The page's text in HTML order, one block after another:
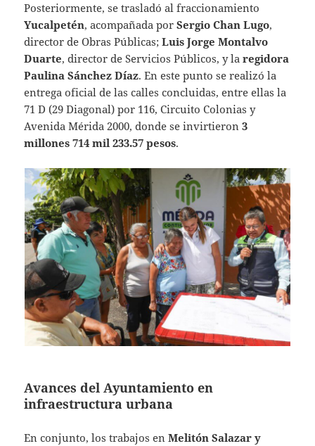
Posteriormente, se trasladó al fraccionamiento
Yucalpetén, acompañada porSergio Chan Lugo,
director de Obras Públicas;Luis Jorge Montalvo
Duarte, director de Servicios Públicos, y laregidora
Paulina Sánchez Díaz. En este punto se realizó la
entrega oficial de las calles concluidas, entre ellas la
71 D (29 Diagonal) por 116, Circuito Colonias y
Avenida Mérida 2000, donde se invirtieron3
millones 714 mil 233.57 pesos.
Avances del Ayuntamiento en
infraestructura urbana
En conjunto, los trabajos enMelitón Salazar y